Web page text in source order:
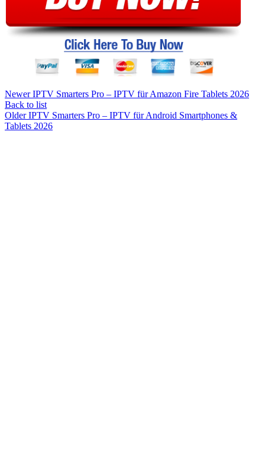
Newer IPTV Smarters Pro – IPTV für Amazon Fire Tablets 2026
Back to list
Older IPTV Smarters Pro – IPTV für Android Smartphones &
Tablets 2026